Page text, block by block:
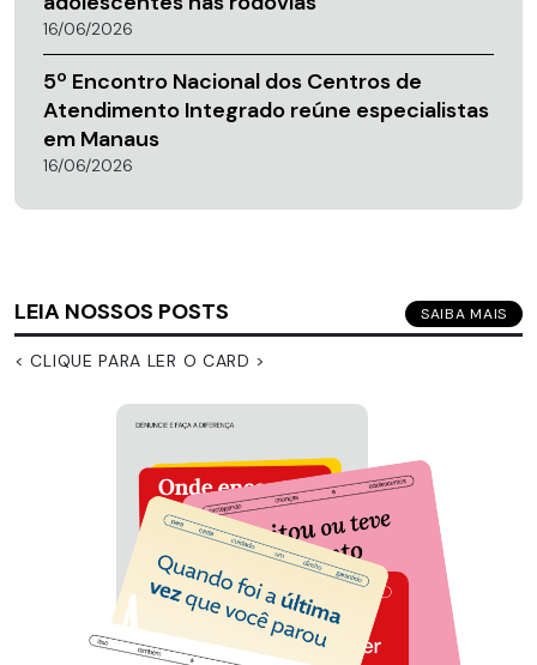
16/06/2026
5º Encontro Nacional dos Centros de
Atendimento Integrado reúne especialistas
em Manaus
16/06/2026
LEIA NOSSOS POSTS SAIBA MAIS
< CLIQUE PARA LER O CARD >